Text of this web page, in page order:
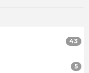
43
5